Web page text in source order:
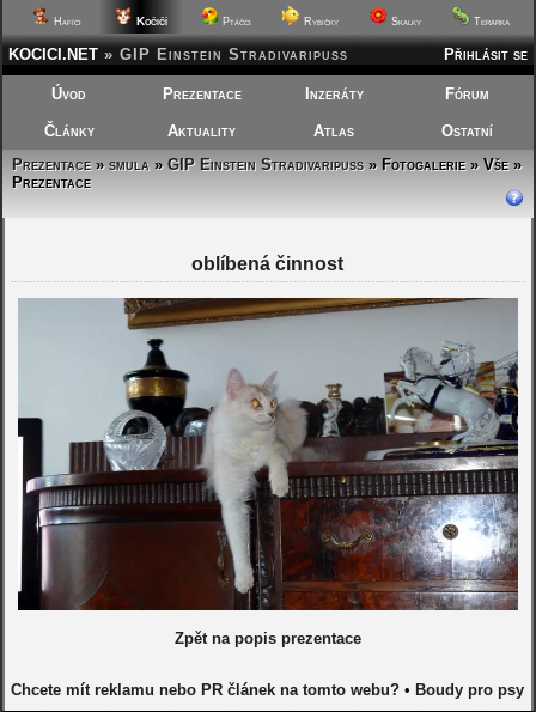
Hafíci Kočičí Ptáčci Rybičky Skalky Terárka
Přihlásit se
KOCICI.NET » GIP Einstein Stradivaripuss
Úvod Prezentace Inzeráty Fórum
Články Aktuality Atlas
Ostatní
Prezentace»smula »GIP Einstein Stradivaripuss» Fotogalerie » Vše »
Prezentace
oblíbená činnost
Zpět na popis prezentace
Chcete mít reklamu nebo PR článek na tomto webu? • Boudy pro psy